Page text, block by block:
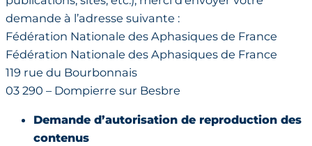
demande à l’adresse suivante :
Fédération Nationale des Aphasiques de France
Fédération Nationale des Aphasiques de France
119 rue du Bourbonnais
03 290 – Dompierre sur Besbre
Demande d’autorisation de reproduction des
contenus